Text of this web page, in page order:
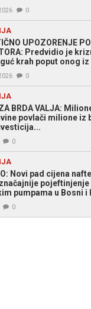
0
UPOZORENJE
Predvidio je
krah poput onog iz
0
BRDA VALJA:
povlači milione iz
0
Novi pad cijena
pojeftinjenje
pumpama u Bosni i
0